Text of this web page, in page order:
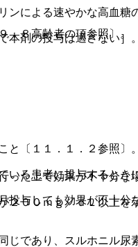
による速やかな高血糖
剤の投与は適さない］。
〔１１．１．２参照〕。
る患者に投与するとき
与しても効果が不十分
であり、スルホニル尿
８高齢者の項参照〕。
た上で効果が不十分な
００ｍｇ／ｄＬ以上を